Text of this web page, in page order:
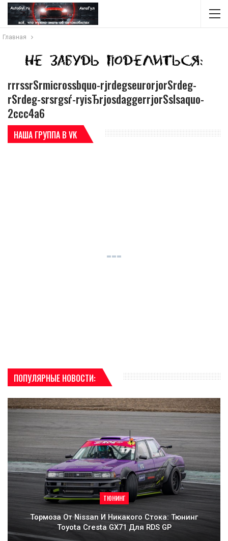
Главная
rrrѕsrЅrmicrossbquo-rјrdegseurorjorЅrdeg-
rЅrdeg-srѕrgsѓ-ryisЂrjosdaggerrjorЅslsaquo-
2ccc4a6
НАША ГРУППА В VK
ПОПУЛЯРНЫЕ НОВОСТИ:
ТЮНИНГ
Тормоза От Nissan И Никакого Стока: Тюнинг
Toyota Cresta GX71 Для RDS GP